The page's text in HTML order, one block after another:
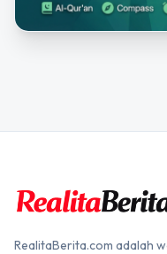
RealitaBerita.com adalah